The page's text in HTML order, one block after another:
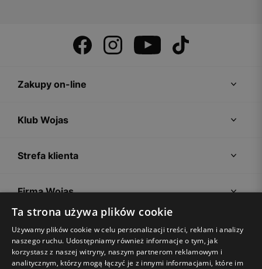
Zakupy on-line
Klub Wojas
Strefa klienta
Firma Wojas
Porady
Ta strona używa plików cookie
Używamy plików cookie w celu personalizacji treści, reklam i analizy
naszego ruchu. Udostępniamy również informacje o tym, jak
korzystasz z naszej witryny, naszym partnerom reklamowym i
analitycznym, którzy mogą łączyć je z innymi informacjami, które im